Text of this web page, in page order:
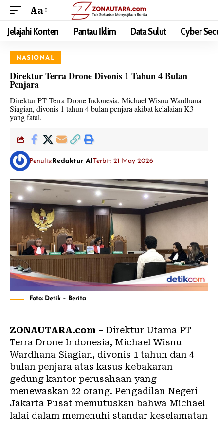
Aa
Jelajahi Konten Pantau Iklim Data Sulut Cyber
NASIONAL
Direktur Terra Drone Divonis 1 Tahun 4 Bulan
Penjara
Direktur PT Terra Drone Indonesia, Michael Wisnu Wardhana
Siagian, divonis 1 tahun 4 bulan penjara akibat kelalaian K3
yang fatal.
Penulis: Redaktur AITerbit: 21 May 2026
Foto: Detik – Berita
ZONAUTARA.com – Direktur Utama PT
Terra Drone Indonesia, Michael Wisnu
Wardhana Siagian, divonis 1 tahun dan 4
bulan penjara atas kasus kebakaran
gedung kantor perusahaan yang
menewaskan 22 orang. Pengadilan Negeri
Jakarta Pusat memutuskan bahwa Michael
lalai dalam memenuhi standar keselamatan